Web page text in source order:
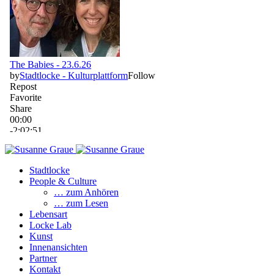
Stadtlocke
People & Culture
… zum Anhören
… zum Lesen
Lebensart
Locke Lab
Kunst
Innenansichten
Partner
Kontakt